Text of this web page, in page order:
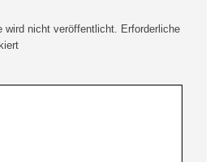
wird nicht veröffentlicht.
Erforderliche